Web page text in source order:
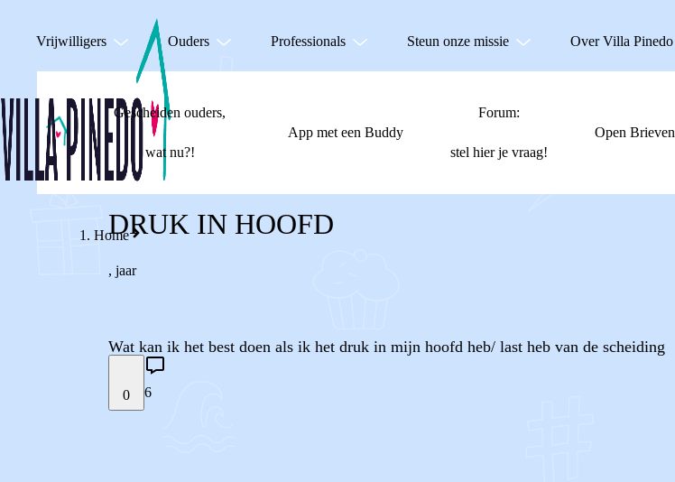
Vrijwilligers Ouders Professionals Steun onze missie Over Villa Pinedo
Gescheiden ouders,
wat nu?!
App met een Buddy
Forum:
stel hier je vraag!
Open Brieven
Home
DRUK IN HOOFD
, jaar
Wat kan ik het best doen als ik het druk in mijn hoofd heb/ last heb van de scheiding
0 6